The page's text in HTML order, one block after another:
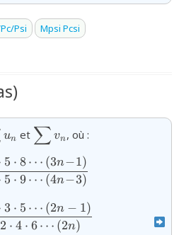
Psi
Mpsi Pcsi
un et {\displaystyle\sum
v_n}
∑ vn , où :
5 ⋅ 9⋯ (4n−3)
5 ⋅ 8⋯ (3n−1)
2 ⋅ 4 ⋅ 6⋯ (2n)
3 ⋅ 5 ⋯ (2n − 1)